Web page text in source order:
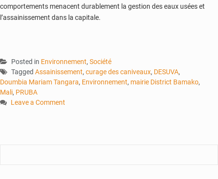
comportements menacent durablement la gestion des eaux usées et
l’assainissement dans la capitale.
Posted in Environnement, Société
Tagged Assainissement, curage des caniveaux, DESUVA,
Doumbia Mariam Tangara, Environnement, mairie District Bamako,
Mali, PRUBA
Leave a Comment